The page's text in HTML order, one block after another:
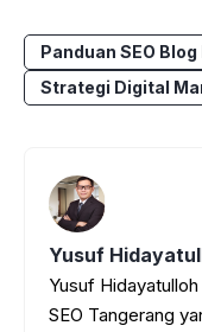
c
e
o
a
t
A
p
p
s
s
e
r
e
g
Panduan SEO
Strategi Digital
Yusuf
Yusuf
SEO Tangerang